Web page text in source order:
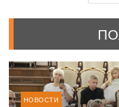
НОВОСТИ